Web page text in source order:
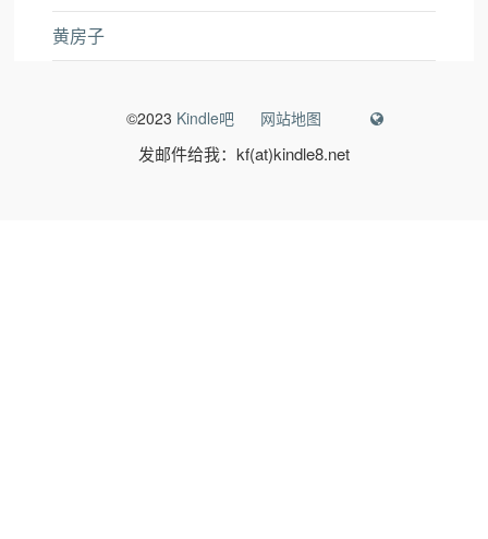
黄房子
©2023 Kindle吧 网站地图
发邮件给我：kf(at)kindle8.net